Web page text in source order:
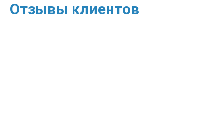
Отзывы клиентов